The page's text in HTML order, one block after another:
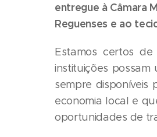
entregue à Câmara
Reguenses e ao
Estamos certos
instituições
sempre disponíveis
economia local e
oportunidades de